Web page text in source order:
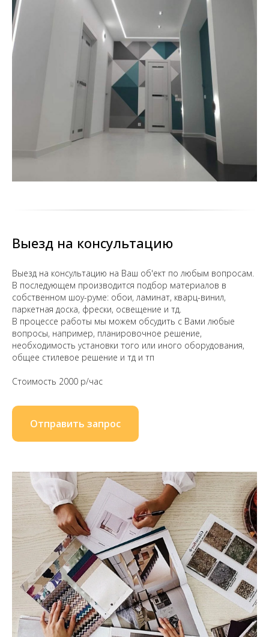
Выезд на консультацию
Выезд на консультацию на Ваш об'ект по любым вопросам.
В последующем производится подбор материалов в
собственном шоу-руме: обои, ламинат, кварц-винил,
паркетная доска, фрески, освещение и тд.
В процессе работы мы можем обсудить с Вами любые
вопросы, например, планировочное решение,
необходимость установки того или иного оборудования,
общее стилевое решение и тд и тп
Стоимость 2000 р/час
Отправить запрос